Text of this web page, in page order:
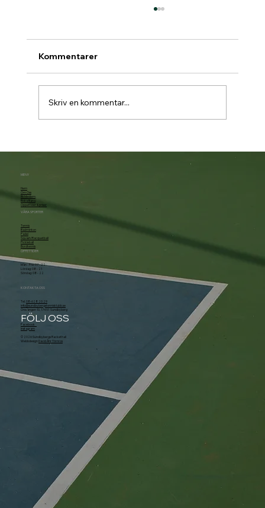
Kommentarer
Skriv en kommentar...
MENY
Hem
Om Oss
Bli Medlem
Boka Bana
Öppettider & priser
VÅRA SPORTER
Tennis
Badminton
Padel
Squash/Racquetball
Pickleball
Bordtennis
ÖPPETTIDER
Mån - Fre: 07 - 22
Lördag: 08 - 21
Söndag: 08 - 22
KONTAKTA OSS
Tel.
08-628 20 29
info@sundbybergstennisklubb.se
Örsvängen 10, 174 51 Sundbyberg
FÖLJ OSS
Facebook
Instagram
© 2026 Sundbybergs Rackethall
Webbdesign David Åhr Törnros